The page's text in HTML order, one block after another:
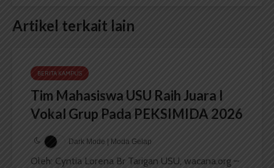
Artikel terkait lain
BERITA KAMPUS
Tim Mahasiswa USU Raih Juara I
Vokal Grup Pada PEKSIMIDA 2026
Dark Mode | Moda Gelap
Oleh: Cyntia Lorena Br Tarigan USU, wacana.org –